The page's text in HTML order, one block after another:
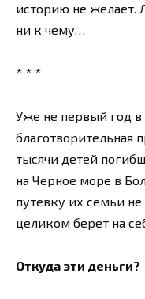
историю не желает.
ни к чему…
* * *
Уже не первый год
благотворительная
тысячи детей
на Черное море в
путевку их семьи
целиком берет на
Откуда эти деньги?